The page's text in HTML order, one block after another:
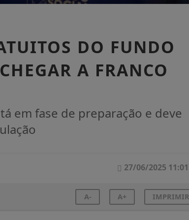
DO FUNDO
A FRANCO
em fase de preparação e deve
27/06/2025 11:01
A- A+ IMPRIMIR